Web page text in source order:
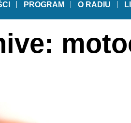
PROGRAM O RADIU